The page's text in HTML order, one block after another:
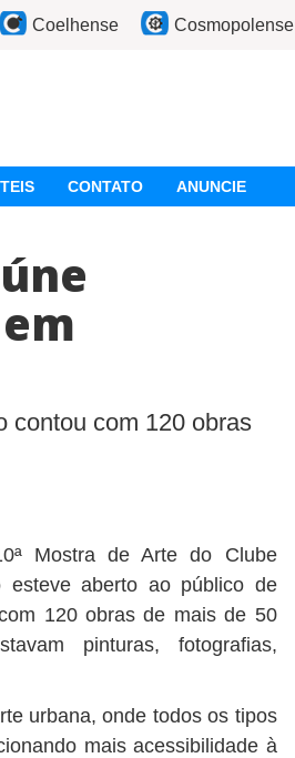
Coelhense Cosmopolense
CONTATO ANUNCIE
contou com 120 obras
Mostra de Arte do Clube
esteve aberto ao público de
120 obras de mais de 50
pinturas, fotografias,
urbana, onde todos os tipos
mais acessibilidade à